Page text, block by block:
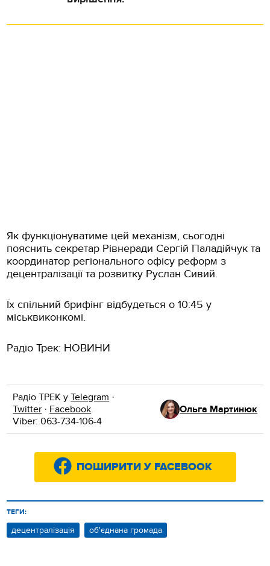
Як функціонуватиме цей механізм, сьогодні
пояснить секретар Рівнеради Сергій Паладійчук та
координатор регіонального офісу реформ з
децентралізації та розвитку Руслан Сивий.
Їх спільний брифінг відбудеться о 10:45 у
міськвиконкомі.
Радіо Трек: НОВИНИ
Радіо ТРЕК уTelegram ·
Twitter · Facebook.
Viber: 063-734-106-4
Ольга Мартинюк
ПОШИРИТИ У FACEBOOK
ТЕГИ:
децентралізація об'єднана громада